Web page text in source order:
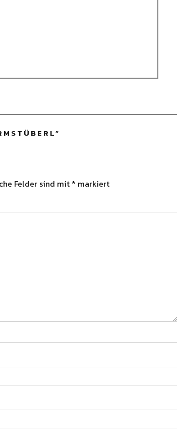
”
Felder sind mit * markiert